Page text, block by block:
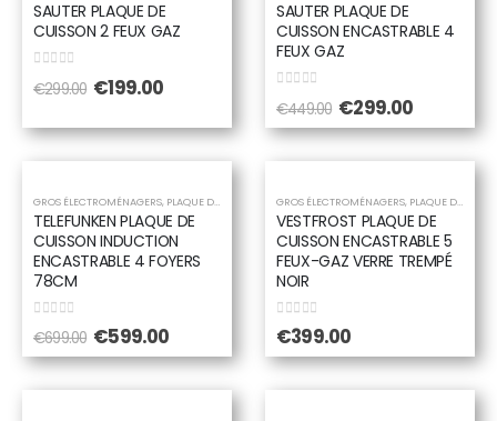
SAUTER PLAQUE DE
CUISSON 2 FEUX GAZ
€299.00 Le
initial
était :
€299.00.
€199.00Le
actuel
est :
€199.00.
SAUTER PLAQUE DE
CUISSON ENCASTRABLE 4
FEUX GAZ
€449.00 Le
prix
initial
était :
€299.00Le
prix
actuel
est :
€299.00.
GROS ÉLECTROMÉNAGERS, PLAQUE DE CUISSON PLAQUE ELECTRIQUE,PLAQUE INDUCTION
TELEFUNKEN PLAQUE DE
CUISSON INDUCTION
ENCASTRABLE 4 FOYERS
78CM
€699.00 Le
prix
initial
était :
€599.00Le
prix
actuel
est :
€599.00.
GROS ÉLECTROMÉNAGERS, PLAQUE DE CUISSON
VESTFROST PLAQUE DE
CUISSON ENCASTRABLE 5
FEUX-GAZ VERRE TREMPÉ
NOIR
0sur 5
€399.00